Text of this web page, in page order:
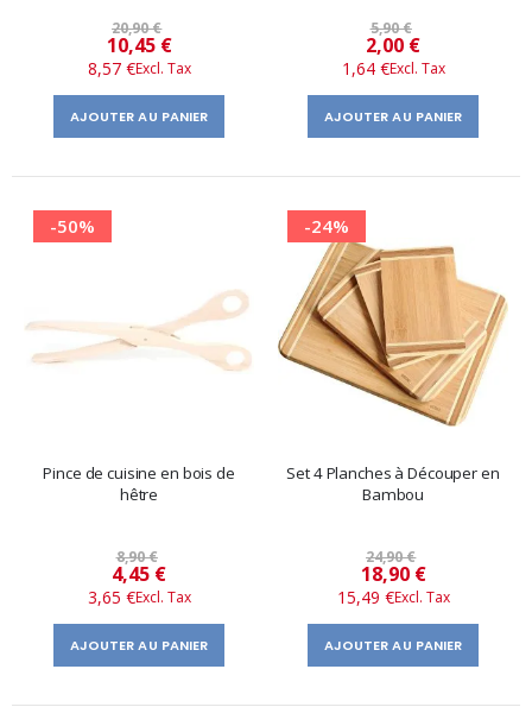
20,90 €
Prix
​​
spécial
10,45 €
8,57 €
AJOUTER AU PANIER
5,90 €
Prix
​​
spécial
2,00 €
1,64 €
AJOUTER AU PANIER
-50%
Pince de cuisine en bois de
hêtre
8,90 €
Prix
​​
spécial
4,45 €
3,65 €
AJOUTER AU PANIER
-24%
Set 4 Planches à Découper en
Bambou
24,90 €
Prix
​​
spécial
18,90 €
15,49 €
AJOUTER AU PANIER